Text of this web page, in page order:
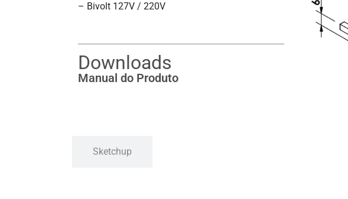
– Bivolt 127V / 220V
Downloads
Manual do Produto
Sketchup